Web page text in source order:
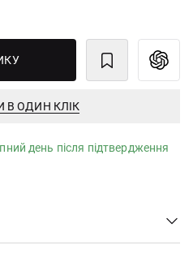
В ОДИН КЛІК
день після підтвердження